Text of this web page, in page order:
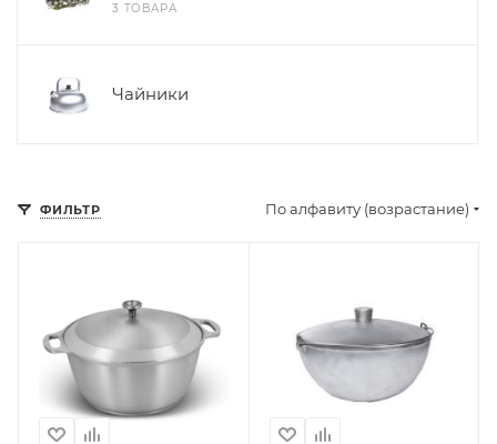
3 ТОВАРА
Чайники
ФИЛЬТР По алфавиту (возрастание)